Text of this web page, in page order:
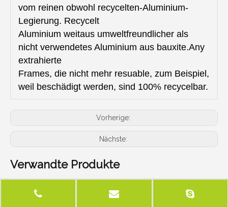
vom reinen obwohl recycelten-Aluminium-
Legierung. Recycelt
Aluminium weitaus umweltfreundlicher als
nicht verwendetes Aluminium aus bauxite.Any
extrahierte
Frames, die nicht mehr resuable, zum Beispiel,
weil beschädigt werden, sind 100% recycelbar.
Vorherige:
Nächste:
Verwandte Produkte